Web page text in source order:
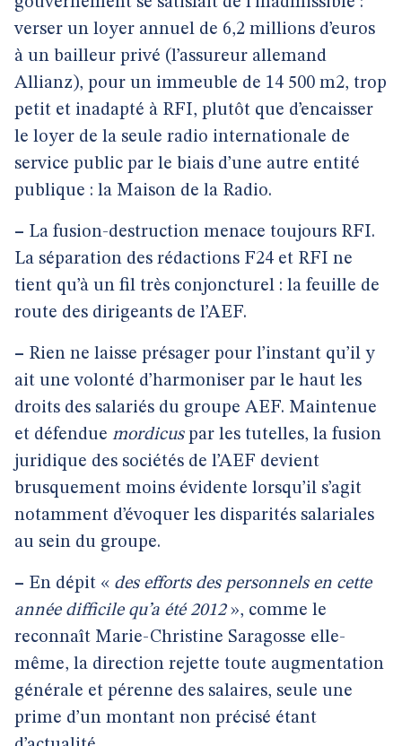
verser un loyer annuel de 6,2 millions d’euros
à un bailleur privé (l’assureur allemand
Allianz), pour un immeuble de 14 500 m2, trop
petit et inadapté à RFI, plutôt que d’encaisser
le loyer de la seule radio internationale de
service public par le biais d’une autre entité
publique : la Maison de la Radio.
– La fusion-destruction menace toujours RFI.
La séparation des rédactions F24 et RFI ne
tient qu’à un fil très conjoncturel : la feuille de
route des dirigeants de l’AEF.
– Rien ne laisse présager pour l’instant qu’il y
ait une volonté d’harmoniser par le haut les
droits des salariés du groupe AEF. Maintenue
et défendue mordicuspar les tutelles, la fusion
juridique des sociétés de l’AEF devient
brusquement moins évidente lorsqu’il s’agit
notamment d’évoquer les disparités salariales
au sein du groupe.
– En dépit « des efforts des personnels en cette
année difficile qu’a été 2012», comme le
reconnaît Marie-Christine Saragosse elle-
même, la direction rejette toute augmentation
générale et pérenne des salaires, seule une
prime d’un montant non précisé étant